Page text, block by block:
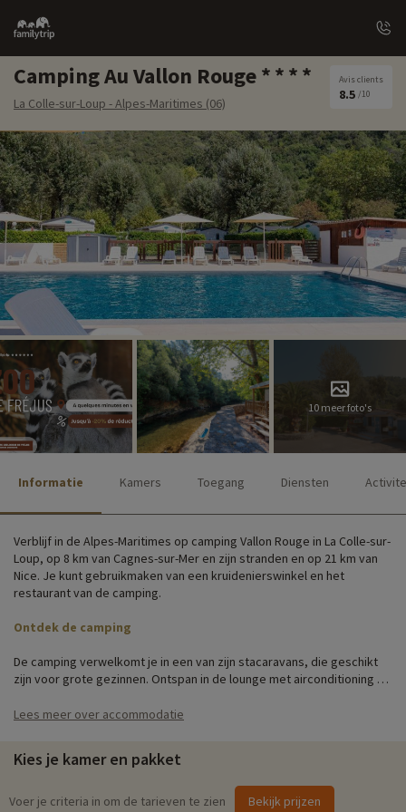
Family
trip
Camping Au Vallon Rouge
La Colle-sur-Loup - Alpes-Maritimes (06)
Avis clients
8.5 /10
10 meer foto's
Informatie Kamers Toegang Diensten
Verblijf in de Alpes-Maritimes op camping Vallon Rouge in La Colle-sur-
Loup, op 8 km van Cagnes-sur-Mer en zijn stranden en op 21 km van
Nice. Je kunt gebruikmaken van een kruidenierswinkel en het
restaurant van de camping.
Ontdek de camping
De camping verwelkomt je in een van zijn stacaravans, die geschikt
zijn voor grote gezinnen. Ontspan in de lounge met airconditioning of
en een kinderspeelplaats.
Gezinsactiviteiten ter plaatse
Lees meer over accommodatie
Kies je kamer en pakket
Voer je criteria in om de tarieven te zien Bekijk prijzen